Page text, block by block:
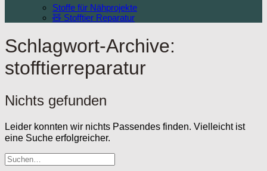
Stoffe für Nähprojekte
🧸 Stofftier Reparatur
Schlagwort-Archive:
stofftierreparatur
Nichts gefunden
Leider konnten wir nichts Passendes finden. Vielleicht ist
eine Suche erfolgreicher.